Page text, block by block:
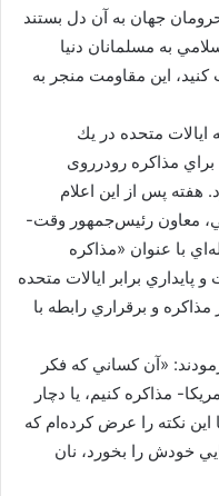
جهان به آن‌ دل بستند
به مسلمانان دنيا
این مقاومت منجر به
ايالات متحده در يك
مذاكره رودرروی
هفته پس از اين اعلام
معاون رئيس‌جمهور وقت-
با عنوان «مذاكره
‌برابر ايالات متحده
و برقراري رابطه با
«آن كساني كه فكر
مذاكره كنيم، يا دچار
اين نكته را عرض كرده‌ام كه
خودش را بخورد، نان